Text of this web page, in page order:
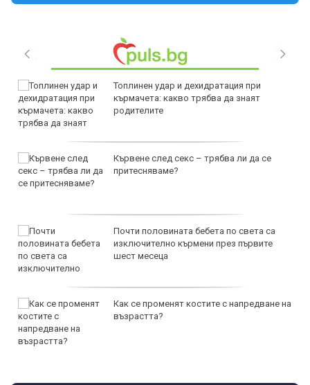
Топлинен удар и дехидратация при
кърмачета: какво трябва да знаят
родителите
Кървене след секс – трябва ли да се
притесняваме?
Почти половината бебета по света са
изключително кърмени през първите
шест месеца
Как се променят костите с напредване на
възрастта?